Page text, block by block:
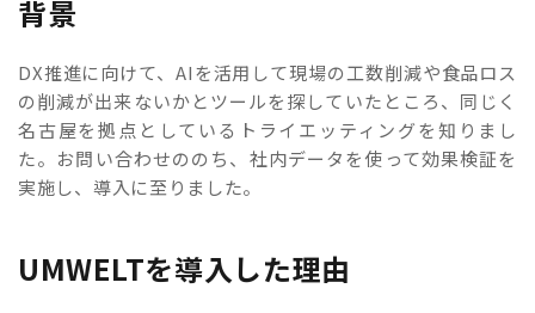
背景
DX推進に向けて、AIを活用して現場の工数削減や食品ロス
の削減が出来ないかとツールを探していたところ、同じく
名古屋を拠点としているトライエッティングを知りまし
た。お問い合わせののち、社内データを使って効果検証を
実施し、導入に至りました。
UMWELTを導入した理由